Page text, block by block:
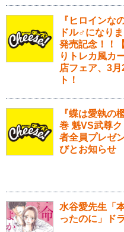
『ヒロインな
ドル♂になり
発売記念！！
りトレカ風カ
店フェア、3
ト！
『蝶は愛執の
巻 魁VS武尊
者全員プレゼ
びとお知らせ
水谷愛先生「
ったのに」ド